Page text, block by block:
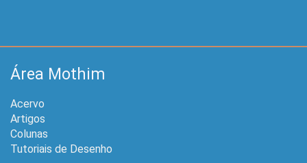
Área Mothim
Acervo
Artigos
Colunas
Tutoriais de Desenho